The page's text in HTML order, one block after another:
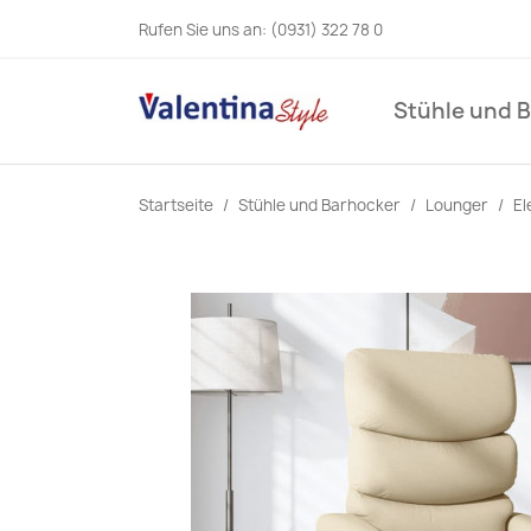
Rufen Sie uns an: (0931) 322 78 0
Stühle und
Startseite Stühle und Barhocker Lounger